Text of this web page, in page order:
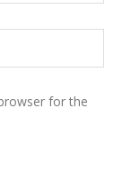
for the